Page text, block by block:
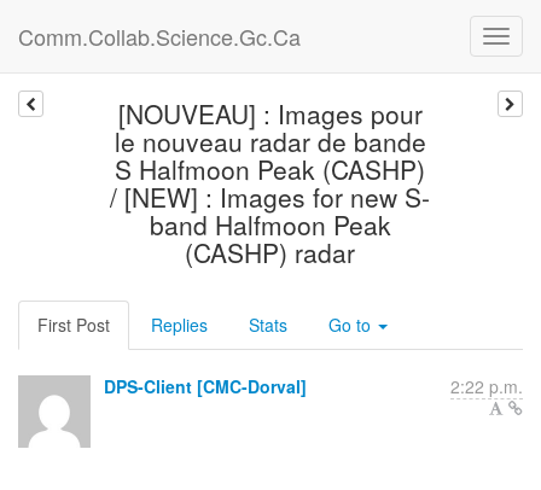
Comm.Collab.Science.Gc.Ca
[NOUVEAU] : Images pour
le nouveau radar de bande
S Halfmoon Peak (CASHP)
/ [NEW] : Images for new S-
band Halfmoon Peak
(CASHP) radar
First Post Replies Stats Go to
DPS-Client [CMC-Dorval] 2:22 p.m.